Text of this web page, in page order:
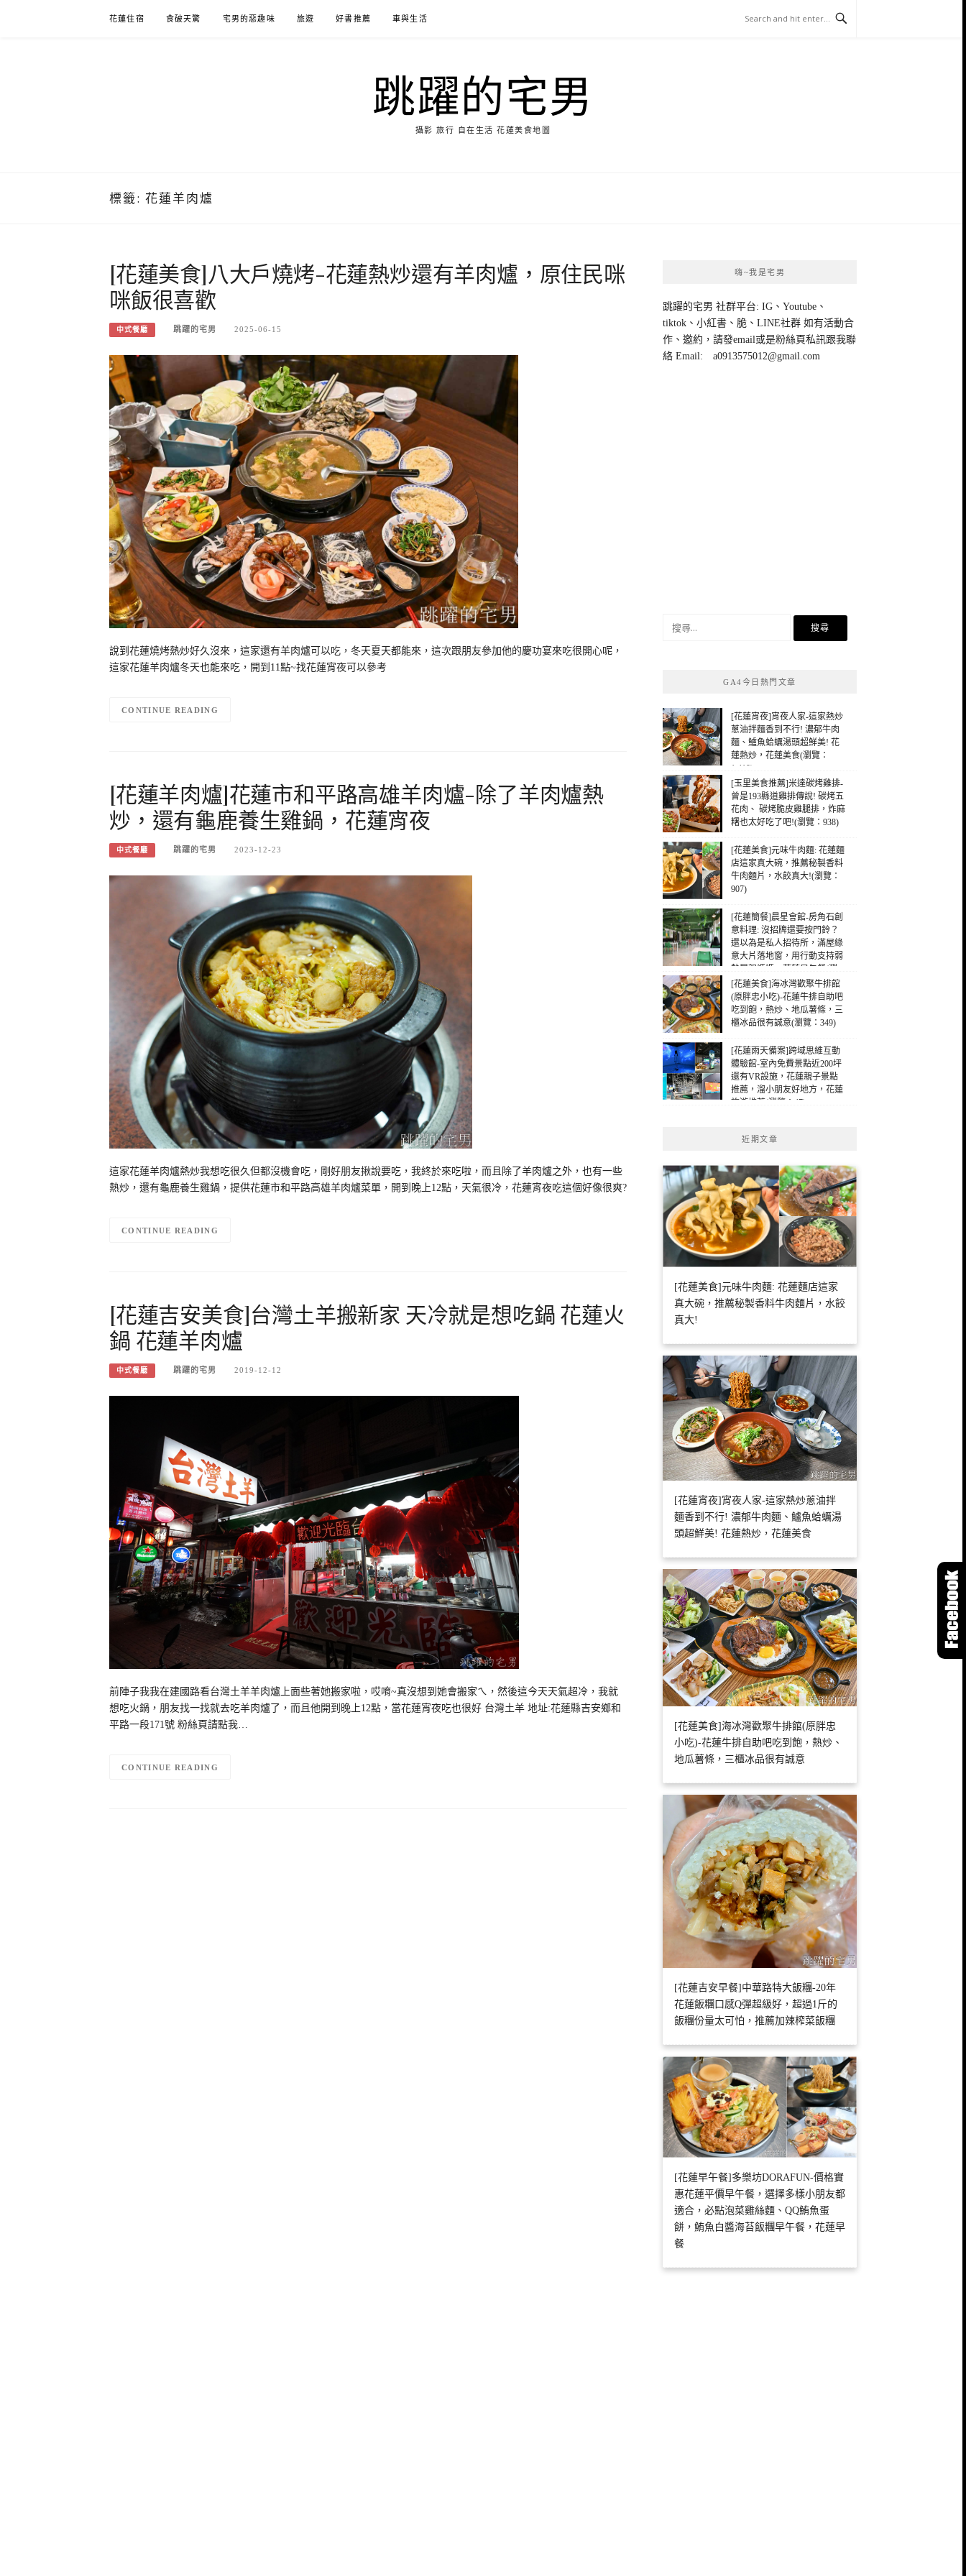
花蓮住宿 食破天驚 宅男的惡趣味 旅遊 好書推薦 車與生活
跳躍的宅男
攝影 旅行 自在生活 花蓮美食地圖
標籤: 花蓮羊肉爐
[花蓮美食]八大戶燒烤-花蓮熱炒還有羊肉爐，原住民咪
咪飯很喜歡
中式餐廳 跳躍的宅男 2025-06-15
說到花蓮燒烤熱炒好久沒來，這家還有羊肉爐可以吃，冬天夏天都能來，這次跟朋友參加他的慶功宴來吃很開心呢，
這家花蓮羊肉爐冬天也能來吃，開到11點~找花蓮宵夜可以參考
CONTINUE READING
[花蓮羊肉爐]花蓮市和平路高雄羊肉爐-除了羊肉爐熱
炒，還有龜鹿養生雞鍋，花蓮宵夜
中式餐廳 跳躍的宅男 2023-12-23
這家花蓮羊肉爐熱炒我想吃很久但都沒機會吃，剛好朋友揪說要吃，我終於來吃啦，而且除了羊肉爐之外，也有一些
熱炒，還有龜鹿養生雞鍋，提供花蓮市和平路高雄羊肉爐菜單，開到晚上12點，天氣很冷，花蓮宵夜吃這個好像很爽?
CONTINUE READING
[花蓮吉安美食]台灣土羊搬新家 天冷就是想吃鍋 花蓮火
鍋 花蓮羊肉爐
中式餐廳 跳躍的宅男 2019-12-12
前陣子我我在建國路看台灣土羊羊肉爐上面些著她搬家啦，哎唷~真沒想到她會搬家ㄟ，然後這今天天氣超冷，我就
想吃火鍋，朋友找一找就去吃羊肉爐了，而且他開到晚上12點，當花蓮宵夜吃也很好 台灣土羊 地址:花蓮縣吉安鄉和
平路一段171號 粉絲頁請點我…
CONTINUE READING
嗨~我是宅男
跳躍的宅男 社群平台: IG、Youtube、
tiktok、小紅書、脆、LINE社群 如有活動合
作、邀約，請發email或是粉絲頁私訊跟我聯
絡 Email: a0913575012@gmail.com
GA4今日熱門文章
[花蓮宵夜]宵夜人家-這家熱炒
蔥油拌麵香到不行! 濃郁牛肉
麵、鱸魚蛤蠣湯頭超鮮美! 花
蓮熱炒，花蓮美食(瀏覽：
1,419)
[玉里美食推薦]米達碳烤雞排-
曾是193縣道雞排傳說! 碳烤五
花肉、 碳烤脆皮雞腿排，炸麻
糬也太好吃了吧!(瀏覽：938)
[花蓮美食]元味牛肉麵: 花蓮麵
店這家真大碗，推薦秘製香料
牛肉麵片，水餃真大!(瀏覽：
907)
[花蓮簡餐]晨星會館-房角石創
意料理: 沒招牌還要按門鈴？
還以為是私人招待所，滿屋綠
意大片落地窗，用行動支持弱
勢單親媽媽，花蓮早午餐(瀏
覽：320)
[花蓮美食]海冰灣歡聚牛排館
(原胖忠小吃)-花蓮牛排自助吧
吃到飽，熱炒、地瓜薯條，三
櫃冰品很有誠意(瀏覽：349)
[花蓮雨天備案]跨域思維互動
體驗館-室內免費景點近200坪
還有VR設施，花蓮親子景點
推薦，溜小朋友好地方，花蓮
旅遊推薦(瀏覽：47)
近期文章
[花蓮美食]元味牛肉麵: 花蓮麵店這家
真大碗，推薦秘製香料牛肉麵片，水餃
真大!
[花蓮宵夜]宵夜人家-這家熱炒蔥油拌
麵香到不行! 濃郁牛肉麵、鱸魚蛤蠣湯
頭超鮮美! 花蓮熱炒，花蓮美食
[花蓮美食]海冰灣歡聚牛排館(原胖忠
小吃)-花蓮牛排自助吧吃到飽，熱炒、
地瓜薯條，三櫃冰品很有誠意
[花蓮吉安早餐]中華路特大飯糰-20年
花蓮飯糰口感Q彈超級好，超過1斤的
飯糰份量太可怕，推薦加辣榨菜飯糰
[花蓮早午餐]多樂坊DORAFUN-價格實
惠花蓮平價早午餐，選擇多樣小朋友都
適合，必點泡菜雞絲麵、QQ鮪魚蛋
餅，鮪魚白醬海苔飯糰早午餐，花蓮早
餐